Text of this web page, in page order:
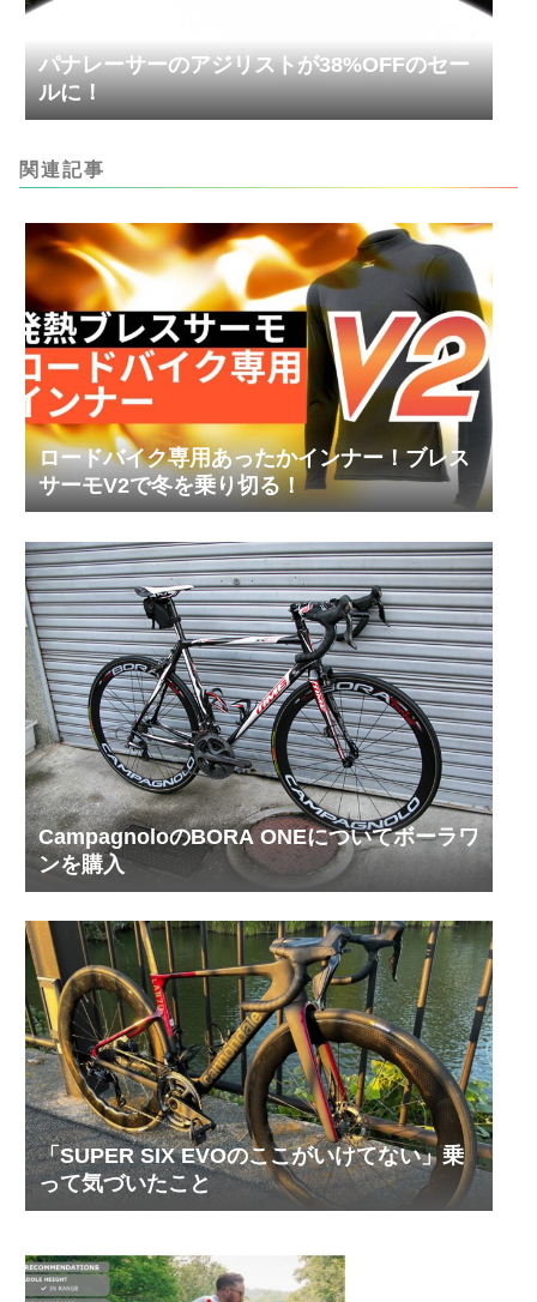
パナレーサーのアジリストが38%OFFのセー
ルに！
関連記事
ロードバイク専用あったかインナー！ブレス
サーモV2で冬を乗り切る！
CampagnoloのBORA ONEについてボーラワ
ンを購入
「SUPER SIX EVOのここがいけてない」乗
って気づいたこと